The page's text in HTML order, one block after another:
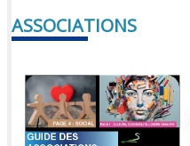
ASSOCIATIONS